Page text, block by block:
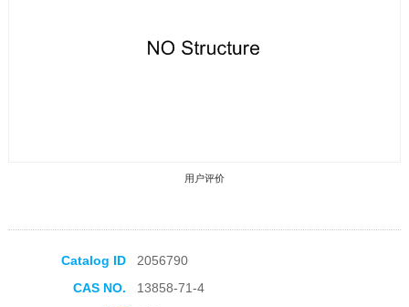
用户评价
Catalog ID
2056790
CAS NO.
13858-71-4